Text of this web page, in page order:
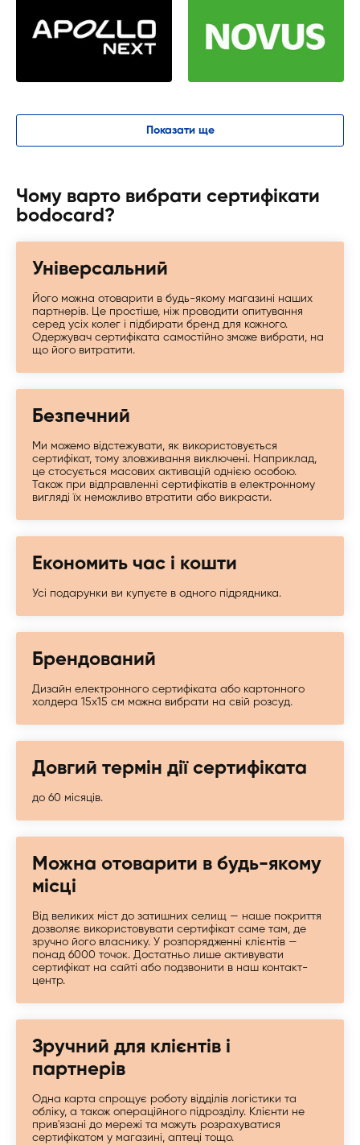
Показати ще
Чому варто вибрати сертифікати
bodocard?
Універсальний
Його можна отоварити в будь-якому магазині наших
партнерів. Це простіше, ніж проводити опитування
серед усіх колег і підбирати бренд для кожного.
Одержувач сертифіката самостійно зможе вибрати, на
що його витратити.
Безпечний
Ми можемо відстежувати, як використовується
сертифікат, тому зловживання виключені. Наприклад,
це стосується масових активацій однією особою.
Також при відправленні сертифікатів в електронному
вигляді їх неможливо втратити або викрасти.
Економить час і кошти
Усі подарунки ви купуєте в одного підрядника.
Брендований
Дизайн електронного сертифіката або картонного
холдера 15х15 см можна вибрати на свій розсуд.
Довгий термін дії сертифіката
до 60 місяців.
Можна отоварити в будь-якому
місці
Від великих міст до затишних селищ — наше покриття
дозволяє використовувати сертифікат саме там, де
зручно його власнику. У розпорядженні клієнтів —
понад 6000 точок. Достатньо лише активувати
сертифікат на сайті або подзвонити в наш контакт-
центр.
Зручний для клієнтів і
партнерів
Одна карта спрощує роботу відділів логістики та
обліку, а також операційного підрозділу. Клієнти не
прив'язані до мережі та можуть розрахуватися
сертифікатом у магазині, аптеці тощо.